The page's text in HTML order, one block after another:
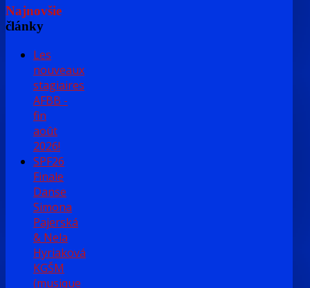
Najnovšie
články
Les
nouveaux
stagiaires
AFBB -
fin
août
2026!
SPF26
Finale
Danse
Simona
Pajerská
& Nela
Hyriaková
KGŠM
(musique